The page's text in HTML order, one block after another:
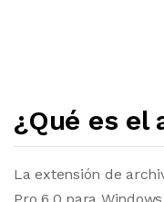
¿Qué es el
La extensión de